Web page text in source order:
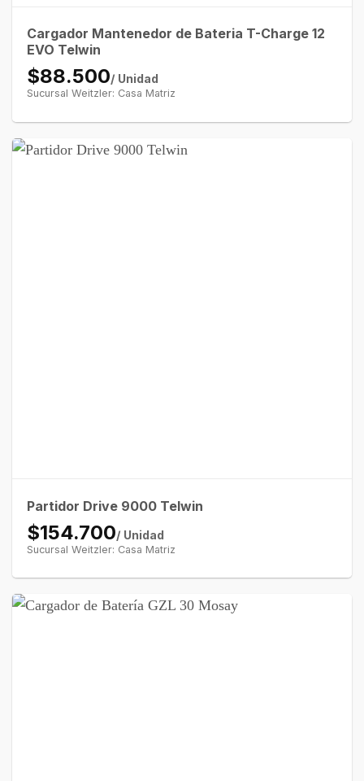
Cargador Mantenedor de Bateria T-Charge 12
EVO Telwin
$88.500/ Unidad
Sucursal Weitzler: Casa Matriz
Partidor Drive 9000 Telwin
$154.700/ Unidad
Sucursal Weitzler: Casa Matriz